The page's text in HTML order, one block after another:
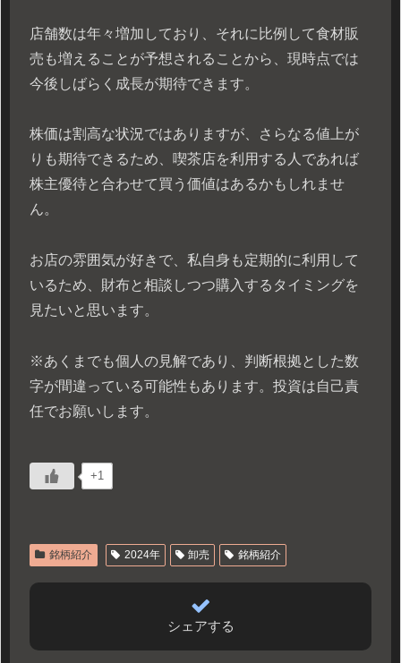
店舗数は年々増加しており、それに比例して食材販
売も増えることが予想されることから、現時点では
今後しばらく成長が期待できます。
株価は割高な状況ではありますが、さらなる値上が
りも期待できるため、喫茶店を利用する人であれば
株主優待と合わせて買う価値はあるかもしれませ
ん。
お店の雰囲気が好きで、私自身も定期的に利用して
いるため、財布と相談しつつ購入するタイミングを
見たいと思います。
※あくまでも個人の見解であり、判断根拠とした数
字が間違っている可能性もあります。投資は自己責
任でお願いします。
+1
銘柄紹介 2024年 卸売 銘柄紹介
シェアする